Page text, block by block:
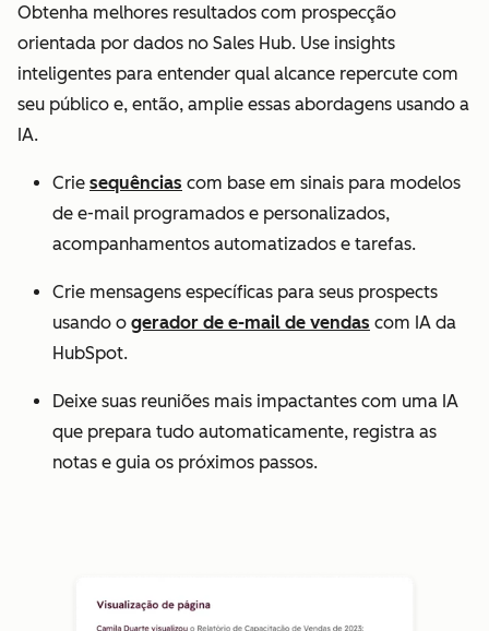
Obtenha melhores resultados com prospecção
orientada por dados no Sales Hub. Use insights
inteligentes para entender qual alcance repercute com
seu público e, então, amplie essas abordagens usando a
IA.
Crie sequências com base em sinais para modelos
de e-mail programados e personalizados,
acompanhamentos automatizados e tarefas.
Crie mensagens específicas para seus prospects
usando o gerador de e-mail de vendas com IA da
HubSpot.
Deixe suas reuniões mais impactantes com uma IA
que prepara tudo automaticamente, registra as
notas e guia os próximos passos.